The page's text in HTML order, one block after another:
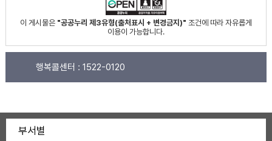
이 게시물은 "공공누리 제3유형(출처표시 + 변경금지)" 조건에 따라 자유롭게
이용이 가능합니다.
행복콜센터 : 1522-0120
부서별